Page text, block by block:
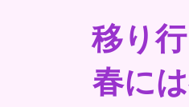
移り
春に